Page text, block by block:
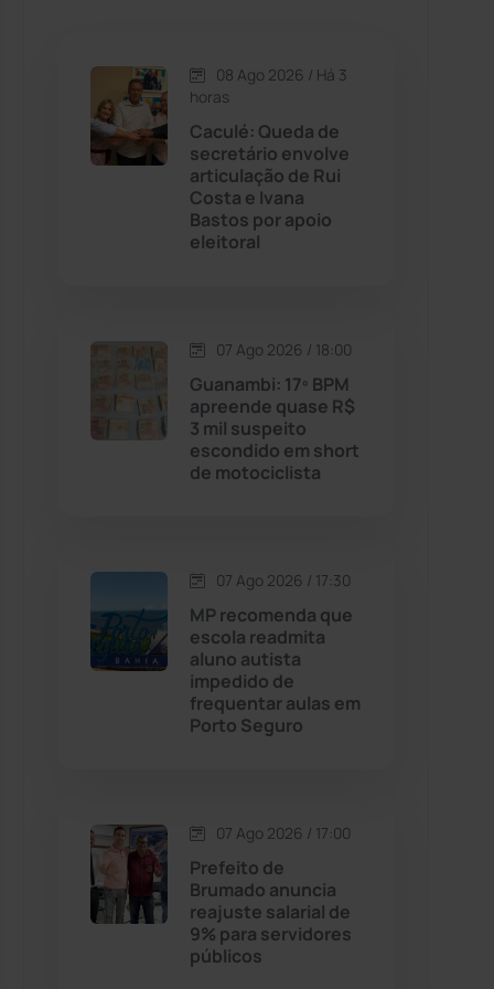
Caetité (1504)
Candiba
Cândido Sales
Caturama
Chapada Diamantina
Cordeiros (49)
Dom Basílio
Érico Cardoso
Esportes (522)
08 Ago 2026 / Há 3
horas
Caculé: Queda de
secretário envolve
articulação de Rui
Costa e Ivana
Bastos por apoio
eleitoral
07 Ago 2026 / 18:00
Guanambi: 17º BPM
apreende quase R$
3 mil suspeito
escondido em short
de motociclista
07 Ago 2026 / 17:30
MP recomenda que
escola readmita
aluno autista
impedido de
frequentar aulas em
Porto Seguro
07 Ago 2026 / 17:00
Prefeito de
Brumado anuncia
reajuste salarial de
9% para servidores
públicos